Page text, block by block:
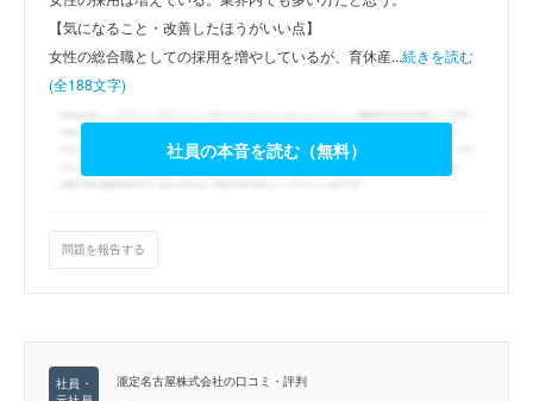
【気になること・改善したほうがいい点】
女性の総合職としての採用を増やしているが、育休産...続きを読む
(全188文字)
社員の本音を読む（無料）
問題を報告する
瀧定名古屋株式会社の口コミ・評判